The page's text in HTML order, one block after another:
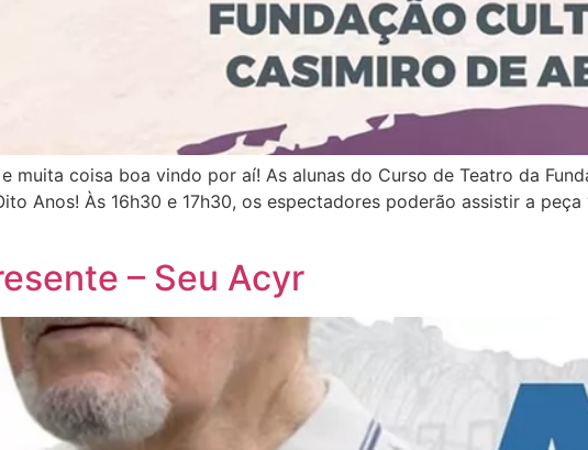
muita coisa boa vindo por aí! As alunas do Curso de Teatro da
Anos! Às 16h30 e 17h30, os espectadores poderão assistir a
– Seu Acyr